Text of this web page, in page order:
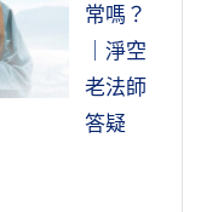
常嗎？
｜淨空
老法師
答疑